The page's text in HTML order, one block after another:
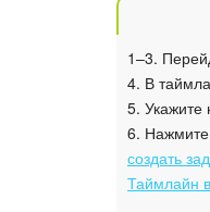
1–3.
4. В
5. Укажите
6. Нажмите
создать
Таймлайн